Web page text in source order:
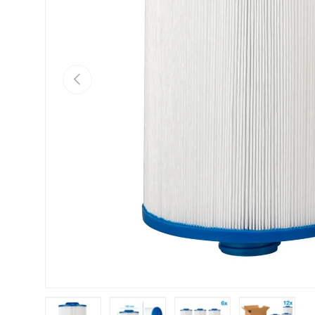
Vorige